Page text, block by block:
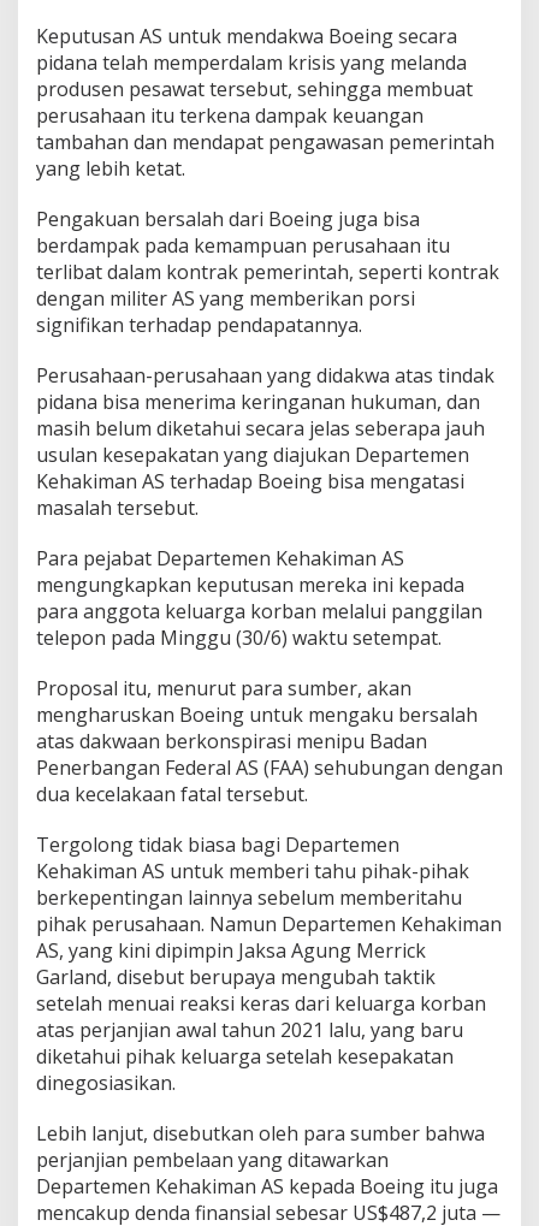
Keputusan AS untuk mendakwa Boeing secara
pidana telah memperdalam krisis yang melanda
produsen pesawat tersebut, sehingga membuat
perusahaan itu terkena dampak keuangan
tambahan dan mendapat pengawasan pemerintah
yang lebih ketat.
Pengakuan bersalah dari Boeing juga bisa
berdampak pada kemampuan perusahaan itu
terlibat dalam kontrak pemerintah, seperti kontrak
dengan militer AS yang memberikan porsi
signifikan terhadap pendapatannya.
Perusahaan-perusahaan yang didakwa atas tindak
pidana bisa menerima keringanan hukuman, dan
masih belum diketahui secara jelas seberapa jauh
usulan kesepakatan yang diajukan Departemen
Kehakiman AS terhadap Boeing bisa mengatasi
masalah tersebut.
Para pejabat Departemen Kehakiman AS
mengungkapkan keputusan mereka ini kepada
para anggota keluarga korban melalui panggilan
telepon pada Minggu (30/6) waktu setempat.
Proposal itu, menurut para sumber, akan
mengharuskan Boeing untuk mengaku bersalah
atas dakwaan berkonspirasi menipu Badan
Penerbangan Federal AS (FAA) sehubungan dengan
dua kecelakaan fatal tersebut.
Tergolong tidak biasa bagi Departemen
Kehakiman AS untuk memberi tahu pihak-pihak
berkepentingan lainnya sebelum memberitahu
pihak perusahaan. Namun Departemen Kehakiman
AS, yang kini dipimpin Jaksa Agung Merrick
Garland, disebut berupaya mengubah taktik
setelah menuai reaksi keras dari keluarga korban
atas perjanjian awal tahun 2021 lalu, yang baru
diketahui pihak keluarga setelah kesepakatan
dinegosiasikan.
Lebih lanjut, disebutkan oleh para sumber bahwa
perjanjian pembelaan yang ditawarkan
Departemen Kehakiman AS kepada Boeing itu juga
mencakup denda finansial sebesar US$487,2 juta —